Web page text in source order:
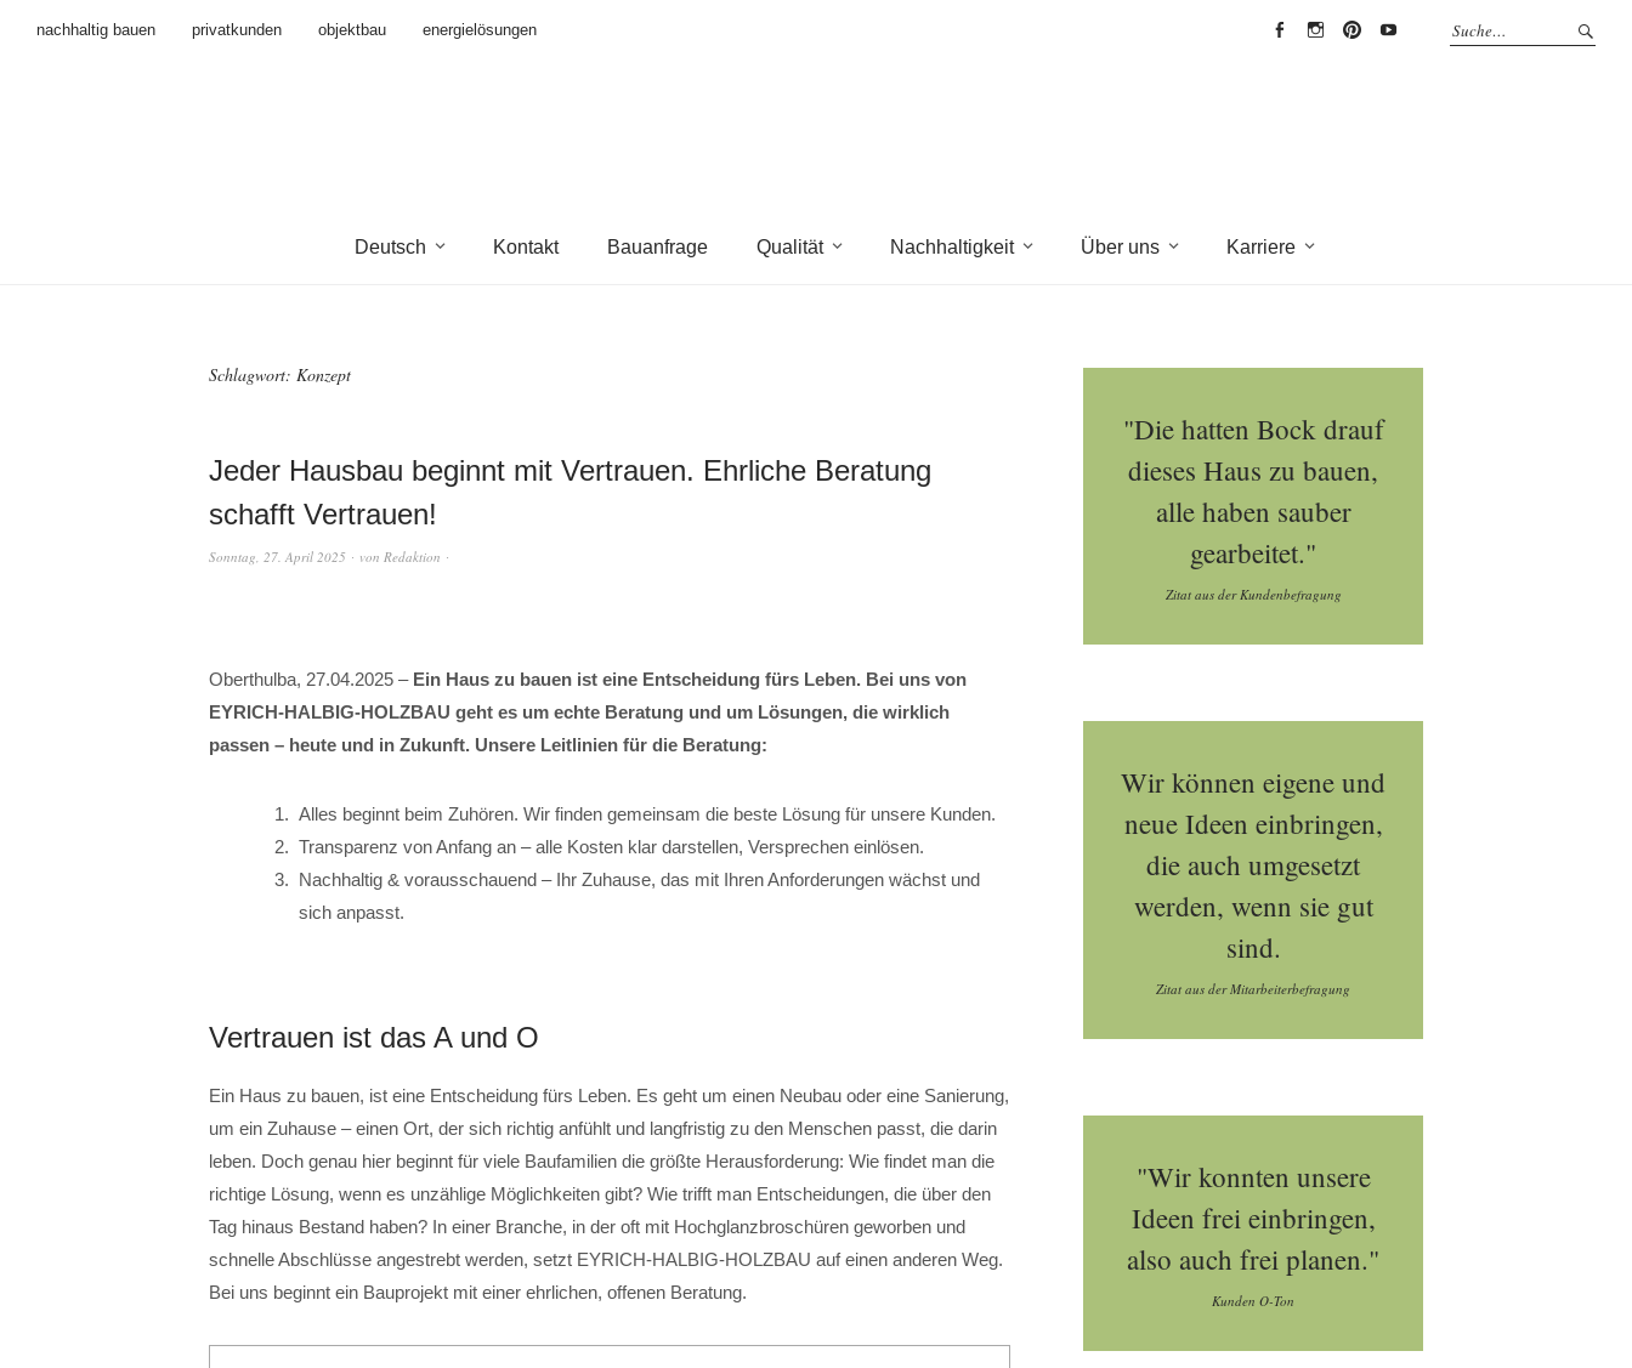
nachhaltig bauen privatkunden objektbau
energielösungen
Deutsch Kontakt Bauanfrage Qualität Nachhaltigkeit Über uns Karriere
Schlagwort: Konzept
Jeder Hausbau beginnt mit Vertrauen. Ehrliche Beratung
schafft Vertrauen!
Sonntag, 27. April 2025 von Redaktion
Oberthulba, 27.04.2025 – Ein Haus zu bauen ist eine Entscheidung fürs Leben. Bei uns von
EYRICH-HALBIG-HOLZBAU geht es um echte Beratung und um Lösungen, die wirklich
passen – heute und in Zukunft. Unsere Leitlinien für die Beratung:
Alles beginnt beim Zuhören. Wir finden gemeinsam die beste Lösung für unsere Kunden.
Transparenz von Anfang an – alle Kosten klar darstellen, Versprechen einlösen.
Nachhaltig & vorausschauend – Ihr Zuhause, das mit Ihren Anforderungen wächst und
sich anpasst.
Vertrauen ist das A und O
Ein Haus zu bauen, ist eine Entscheidung fürs Leben. Es geht um einen Neubau oder eine Sanierung,
um ein Zuhause – einen Ort, der sich richtig anfühlt und langfristig zu den Menschen passt, die darin
leben. Doch genau hier beginnt für viele Baufamilien die größte Herausforderung: Wie findet man die
richtige Lösung, wenn es unzählige Möglichkeiten gibt? Wie trifft man Entscheidungen, die über den
Tag hinaus Bestand haben? In einer Branche, in der oft mit Hochglanzbroschüren geworben und
schnelle Abschlüsse angestrebt werden, setzt EYRICH-HALBIG-HOLZBAU auf einen anderen Weg.
Bei uns beginnt ein Bauprojekt mit einer ehrlichen, offenen Beratung.
"Die hatten Bock drauf
dieses Haus zu bauen,
alle haben sauber
gearbeitet."
Zitat aus der Kundenbefragung
Wir können eigene und
neue Ideen einbringen,
die auch umgesetzt
werden, wenn sie gut
sind.
Zitat aus der Mitarbeiterbefragung
"Wir konnten unsere
Ideen frei einbringen,
also auch frei planen."
Kunden O-Ton